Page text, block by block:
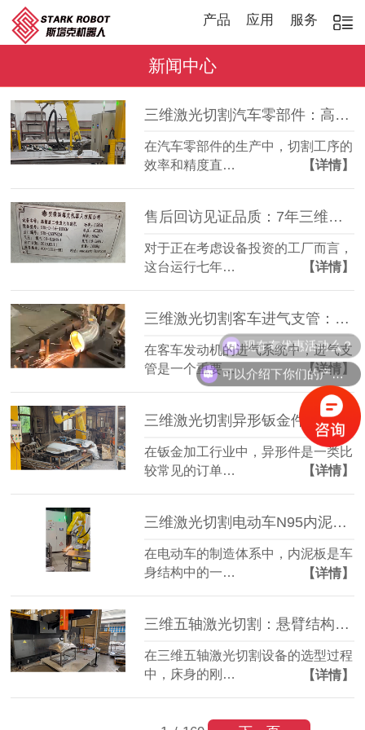
产品 应用 服务
新闻中心
三维激光切割汽车零部件：高效稳定，适配多品种加工
在汽车零部件的生产中，切割工序的
效率和精度直…
【详情】
售后回访见证品质：7年三维激光切割机，稳定如常
对于正在考虑设备投资的工厂而言，
这台运行七年…
【详情】
三维激光切割客车进气支管：复杂管件精准成型
在客车发动机的进气系统中，进气支
管是一个重要…
【详情】
三维激光切割异形钣金件：复杂轮廓一机成型
在钣金加工行业中，异形件是一类比
较常见的订单…
【详情】
三维激光切割电动车N95内泥板：复杂曲面准确成型
在电动车的制造体系中，内泥板是车
身结构中的一…
【详情】
三维五轴激光切割：悬臂结构全铸件床身，搭配柏楚系统更实用
在三维五轴激光切割设备的选型过程
中，床身的刚…
【详情】
可以介绍下你们的产品么？
现在有优惠活动么？